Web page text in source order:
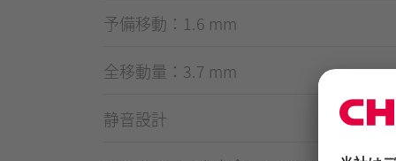
予備移動：1.6 mm
全移動量：3.7 mm
静音設計